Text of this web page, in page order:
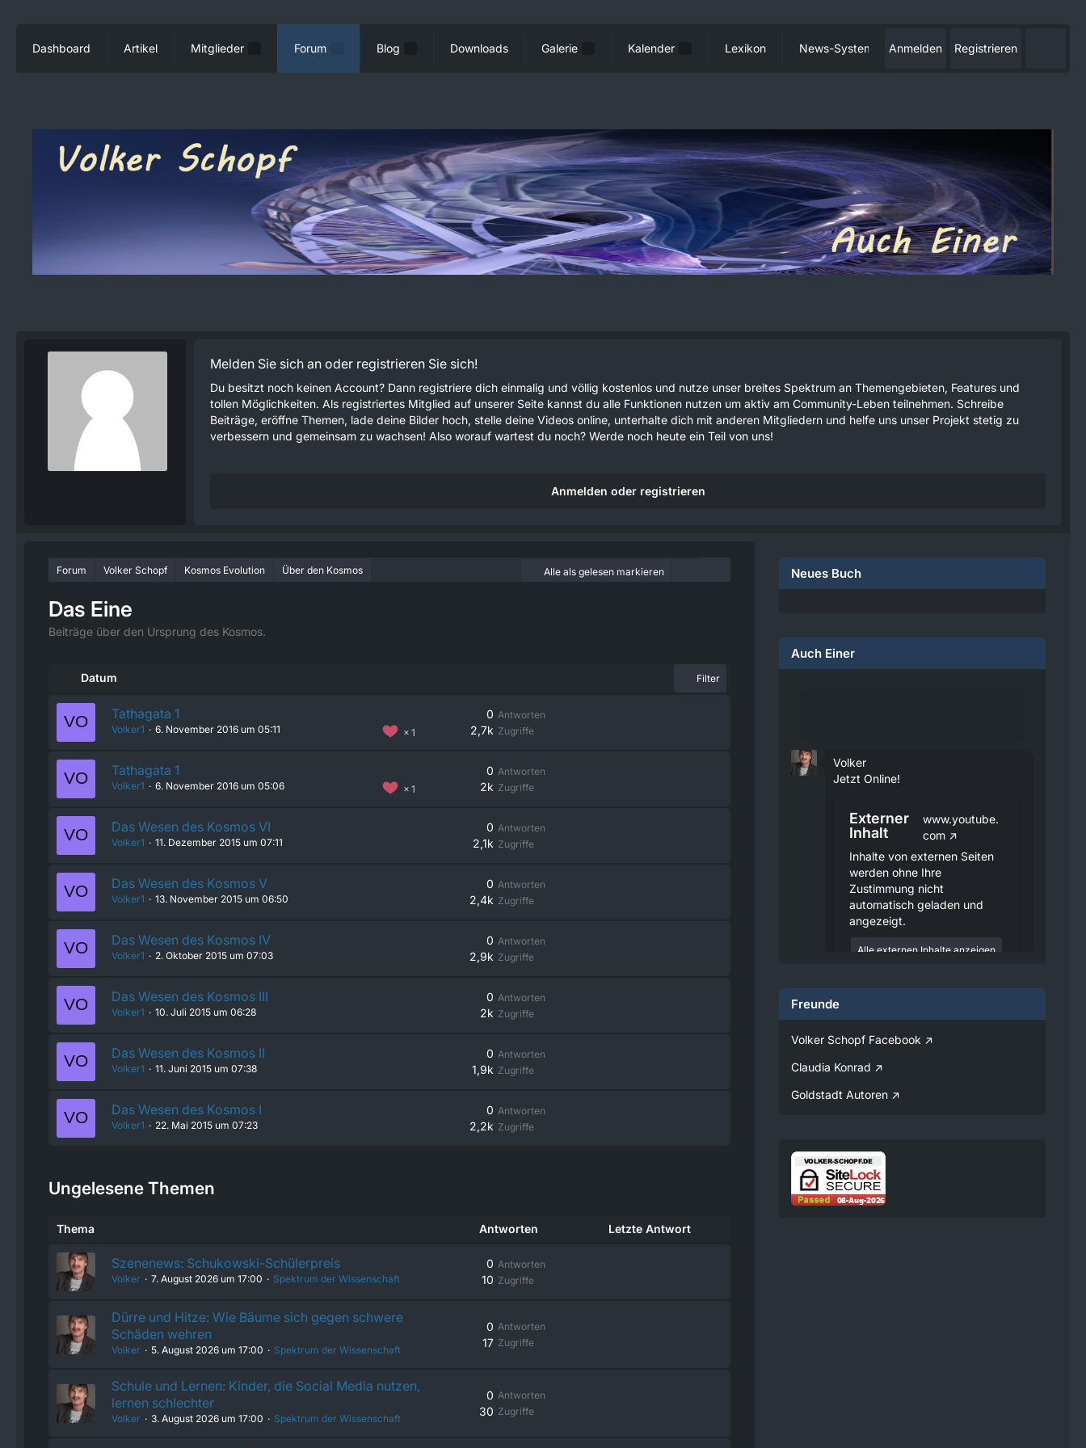
Dashboard Artikel Mitglieder Forum Blog Downloads Galerie Kalender Lexikon News-System Anmelden Registrieren
Melden Sie sich an oder registrieren Sie sich!
Du besitzt noch keinen Account? Dann registriere dich einmalig und völlig kostenlos und nutze unser breites Spektrum an Themengebieten, Features und
tollen Möglichkeiten. Als registriertes Mitglied auf unserer Seite kannst du alle Funktionen nutzen um aktiv am Community-Leben teilnehmen. Schreibe
Beiträge, eröffne Themen, lade deine Bilder hoch, stelle deine Videos online, unterhalte dich mit anderen Mitgliedern und helfe uns unser Projekt stetig zu
verbessern und gemeinsam zu wachsen! Also worauf wartest du noch? Werde noch heute ein Teil von uns!
Anmelden oder registrieren
Forum Volker Schopf Kosmos Evolution Über den Kosmos Alle als gelesen markieren
Das Eine
Beiträge über den Ursprung des Kosmos.
Datum Filter
Tathagata 1
1
Volker1 6. November 2016 um 05:11
Antworten
0
Zugriffe
2,7k
Tathagata 1
1
Volker1 6. November 2016 um 05:06
Antworten
0
Zugriffe
2k
Das Wesen des Kosmos VI
Volker1 11. Dezember 2015 um 07:11
Antworten
0
Zugriffe
2,1k
Das Wesen des Kosmos V
Volker1 13. November 2015 um 06:50
Antworten
0
Zugriffe
2,4k
Das Wesen des Kosmos IV
Volker1 2. Oktober 2015 um 07:03
Antworten
0
Zugriffe
2,9k
Das Wesen des Kosmos III
Volker1 10. Juli 2015 um 06:28
Antworten
0
Zugriffe
2k
Das Wesen des Kosmos II
Volker1 11. Juni 2015 um 07:38
Antworten
0
Zugriffe
1,9k
Das Wesen des Kosmos I
Volker1 22. Mai 2015 um 07:23
Antworten
0
Zugriffe
2,2k
Ungelesene Themen
Thema Antworten Letzte Antwort
Szenenews: Schukowski-Schülerpreis
Volker 7. August 2026 um 17:00 Spektrum der Wissenschaft
Antworten
0
Zugriffe
10
Dürre und Hitze: Wie Bäume sich gegen schwere
Schäden wehren
Volker 5. August 2026 um 17:00 Spektrum der Wissenschaft
Antworten
0
Zugriffe
17
Schule und Lernen: Kinder, die Social Media nutzen,
lernen schlechter
Volker 3. August 2026 um 17:00 Spektrum der Wissenschaft
Antworten
0
Zugriffe
30
Neues Buch
Auch Einer
Volker
Jetzt Online!
Externer
Inhalt
www.youtube.
com
Inhalte von externen Seiten
werden ohne Ihre
Zustimmung nicht
automatisch geladen und
angezeigt.
Alle externen Inhalte anzeigen
externen Inhalte erklären Sie sich
personenbezogene Daten an
Drittplattformen übermittelt
werden. Mehr Informationen
dazu haben wir in unserer
Datenschutzerklärung zur
Verfügung gestellt.
Volker
Jetzt Online!
Freunde
Volker Schopf Facebook
Claudia Konrad
Goldstadt Autoren